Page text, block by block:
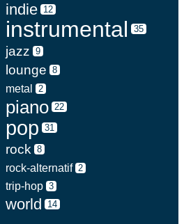
indie 12
instrumental 35
jazz 9
lounge 8
metal 2
piano 22
pop 31
rock 8
rock-alternatif 2
trip-hop 3
world 14